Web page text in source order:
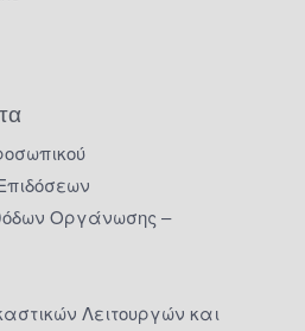
Οργάνωσης –
Λειτουργών και